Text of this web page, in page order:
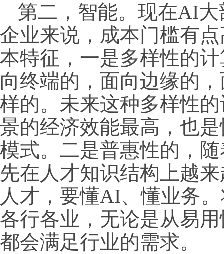
第二，智能。现在AI
企业来说，成本门槛有
本特征，一是多样性的
向终端的，面向边缘的
样的。未来这种多样性
景的经济效能最高，也
模式。二是普惠性的，
先在人才知识结构上越
人才，要懂AI、懂业务
各行各业，无论是从易
都会满足行业的需求。